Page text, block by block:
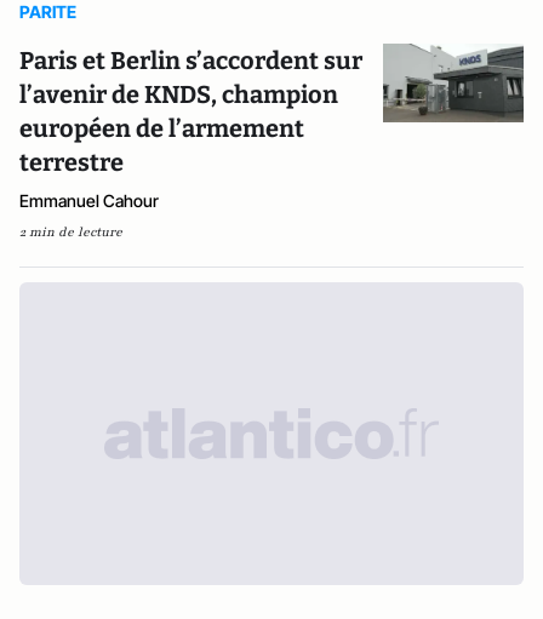
PARITE
Paris et Berlin s’accordent sur
l’avenir de KNDS, champion
européen de l’armement
terrestre
Emmanuel Cahour
2 min de lecture